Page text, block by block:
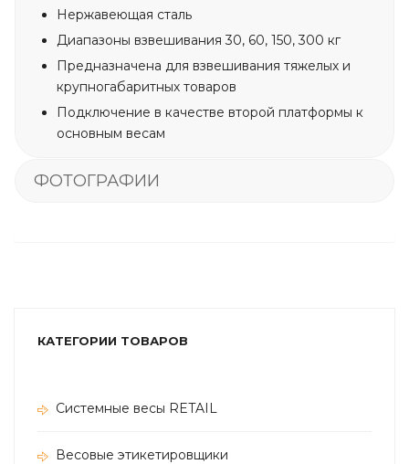
Нержавеющая сталь
Диапазоны взвешивания 30, 60, 150, 300 кг
Предназначена для взвешивания тяжелых и
крупногабаритных товаров
Подключение в качестве второй платформы к
основным весам
ФОТОГРАФИИ
КАТЕГОРИИ ТОВАРОВ
Системные весы RETAIL
Весовые этикетировщики